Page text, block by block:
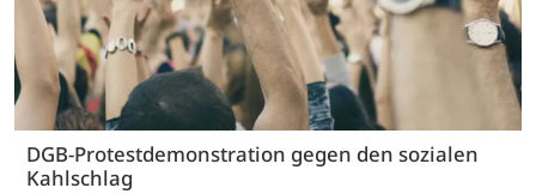
DGB-Protestdemonstration gegen den sozialen
Kahlschlag